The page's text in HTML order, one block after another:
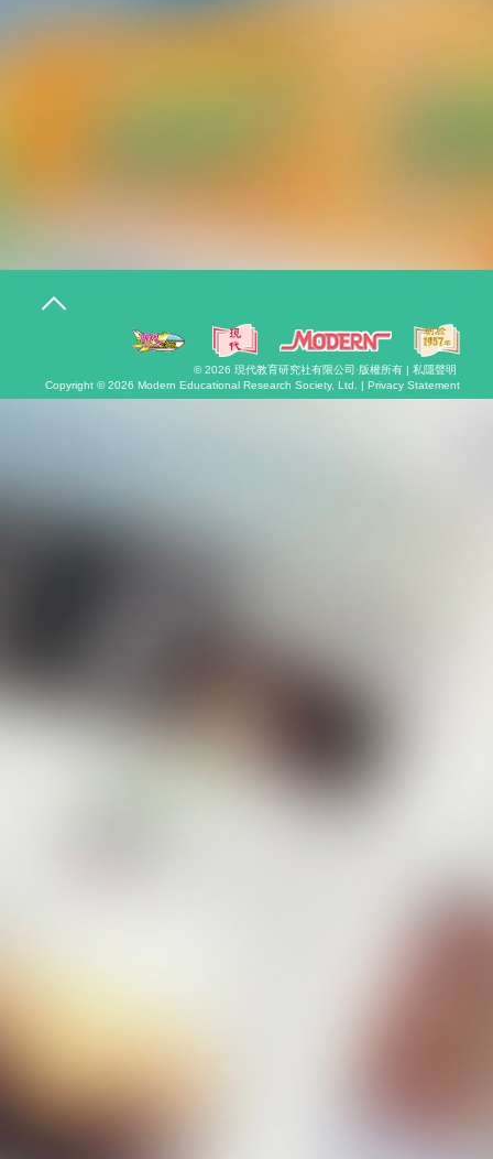
T
n
© 2026 現代教育研究社有限公司 ·版權所有 | 私隱聲明
Copyright © 2026 Modern Educational Research Society, Ltd. | Privacy Statement